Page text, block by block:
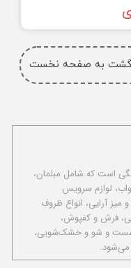
به صفحه نخست
کالای مصرفی خانگی است که شامل مبلمان،
لوازم سرویس
میز آرایی، انواع ظروف
فرش و کفپوش،
شست و شو و خشک‌شویی،
می‌شود.